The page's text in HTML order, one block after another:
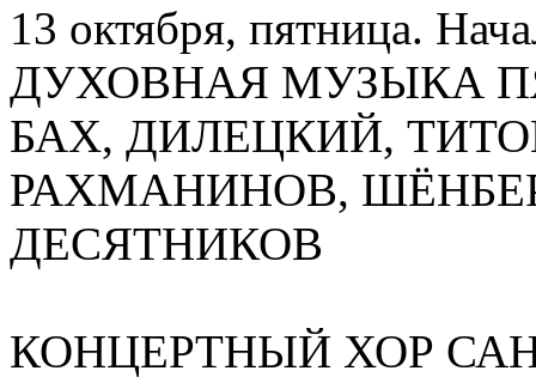
13 октября, пятница.
ДУХОВНАЯ МУЗЫКА
БАХ, ДИЛЕЦКИЙ,
РАХМАНИНОВ,
ДЕСЯТНИКОВ
КОНЦЕРТНЫЙ ХОР